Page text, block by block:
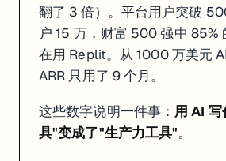
和竞品怎么选
维度 Replit Agent
云端 AI 自主编程平台
需要装环境吗
不需要
AI 自主程度
很高（200 分钟自主运行
支持语言
50+ 语言（Python/Java/
自带数据库
PostgreSQL 内置
翻了 3 倍）。平台用户突破
户 15 万，财富 500 强中 85%
在用 Replit。从 1000 万美元
ARR 只用了 9 个月。
这些数字说明一件事： 用 AI
具"变成了"生产力工具"。